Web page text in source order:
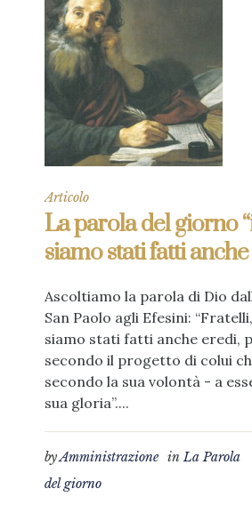
Articolo
La parola del giorno
siamo stati fatti
Ascoltiamo la parola di Dio
San Paolo agli Efesini:
siamo stati fatti anche eredi,
secondo il progetto di colui
secondo la sua volontà - a
sua gloria”....
byAmministrazione inLa Parola
del giorno